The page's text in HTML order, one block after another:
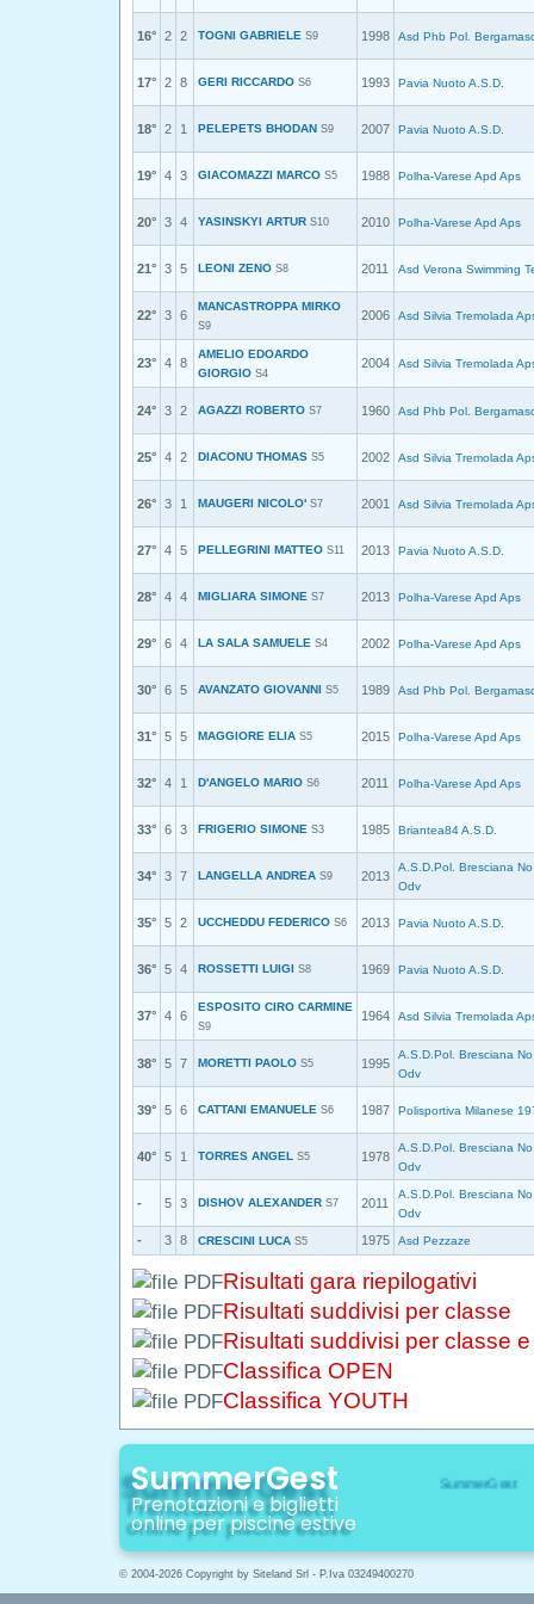
16° 2 2 TOGNI GABRIELE S9 1998 Asd Phb Pol.
17° 2 8 GERI RICCARDO S6 1993 Pavia Nuoto A.S.D.
18° 2 1 PELEPETS BHODAN S9 2007 Pavia Nuoto A.S.D.
19° 4 3 GIACOMAZZI MARCO S5 1988 Polha-Varese Apd Aps
20° 3 4 YASINSKYI ARTUR S10 2010 Polha-Varese Apd Aps
21° 3 5 LEONI ZENO S8 2011 Asd Verona Swimming
22° 3 6
MANCASTROPPA MIRKO
S9
2006 Asd Silvia Tremolada
23° 4 8
AMELIO EDOARDO
GIORGIO S4
2004 Asd Silvia Tremolada
24° 3 2 AGAZZI ROBERTO S7 1960 Asd Phb Pol.
25° 4 2 DIACONU THOMAS S5 2002 Asd Silvia Tremolada
26° 3 1 MAUGERI NICOLO' S7 2001 Asd Silvia Tremolada
27° 4 5 PELLEGRINI MATTEO S11 2013 Pavia Nuoto A.S.D.
28° 4 4 MIGLIARA SIMONE S7 2013 Polha-Varese Apd Aps
29° 6 4 LA SALA SAMUELE S4 2002 Polha-Varese Apd Aps
30° 6 5 AVANZATO GIOVANNI S5 1989 Asd Phb Pol.
31° 5 5 MAGGIORE ELIA S5 2015 Polha-Varese Apd Aps
32° 4 1 D'ANGELO MARIO S6 2011 Polha-Varese Apd Aps
33° 6 3 FRIGERIO SIMONE S3 1985 Briantea84 A.S.D.
34° 3 7 LANGELLA ANDREA S9 2013
A.S.D.Pol. Bresciana
Odv
35° 5 2 UCCHEDDU FEDERICO S6 2013 Pavia Nuoto A.S.D.
36° 5 4 ROSSETTI LUIGI S8 1969 Pavia Nuoto A.S.D.
37° 4 6
ESPOSITO CIRO CARMINE
S9
1964 Asd Silvia Tremolada
38° 5 7 MORETTI PAOLO S5 1995
A.S.D.Pol. Bresciana
Odv
39° 5 6 CATTANI EMANUELE S6 1987 Polisportiva Milanese
40° 5 1 TORRES ANGEL S5 1978
A.S.D.Pol. Bresciana
Odv
- 5 3 DISHOV ALEXANDER S7 2011
A.S.D.Pol. Bresciana
Odv
- 3 8 CRESCINI LUCA S5 1975 Asd Pezzaze
Risultati gara riepilogativi
Risultati suddivisi per classe
Risultati suddivisi per classe
Classifica OPEN
Classifica YOUTH
SummerGest
Prenotazioni e biglietti
online per piscine estive
© 2004-2026 Copyright by Siteland Srl - P.Iva 03249400270